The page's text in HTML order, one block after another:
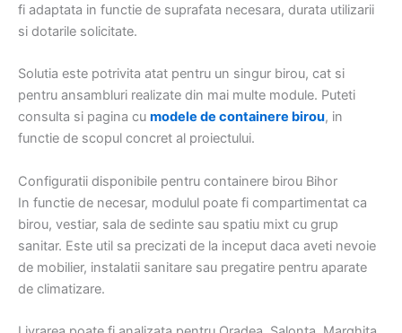
fi adaptata in functie de suprafata necesara, durata utilizarii
si dotarile solicitate.
Solutia este potrivita atat pentru un singur birou, cat si
pentru ansambluri realizate din mai multe module. Puteti
consulta si pagina cu modele de containere birou, in
functie de scopul concret al proiectului.
Configuratii disponibile pentru containere birou Bihor
In functie de necesar, modulul poate fi compartimentat ca
birou, vestiar, sala de sedinte sau spatiu mixt cu grup
sanitar. Este util sa precizati de la inceput daca aveti nevoie
de mobilier, instalatii sanitare sau pregatire pentru aparate
de climatizare.